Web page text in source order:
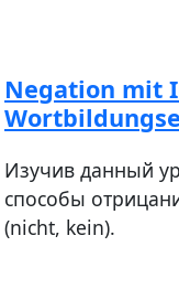
Negation mit
Изучив данный
способы
(nicht, kein).